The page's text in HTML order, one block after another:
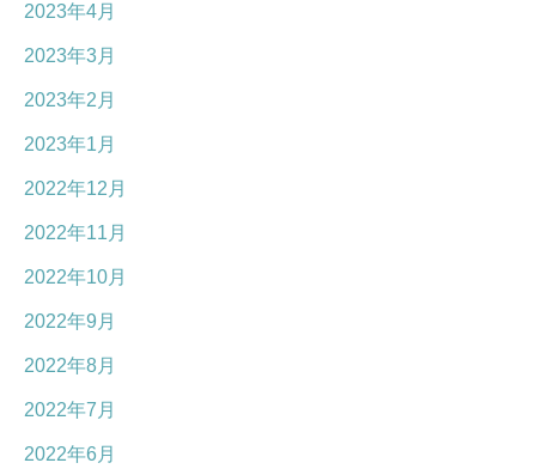
2023年4月
2023年3月
2023年2月
2023年1月
2022年12月
2022年11月
2022年10月
2022年9月
2022年8月
2022年7月
2022年6月